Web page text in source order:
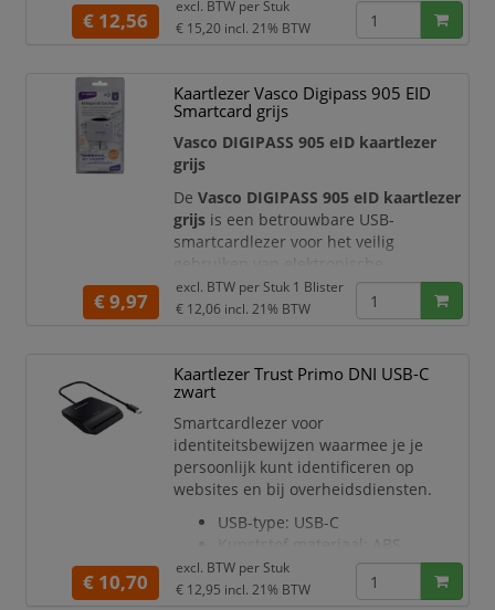
ondersteuning voor
USB 3.2 Gen1 /
USB 3.0profiteert u van snelle
ideaal voor dagelijks gebruik op
kantoor, thuis, op school en onderweg.
€ 12,56
excl. BTW per Stuk
€ 15,20 incl. 21% BTW
Kaartlezer Vasco Digipass 905 EID
Smartcard grijs
Vasco DIGIPASS 905 eID kaartlezer
grijs
DeVasco DIGIPASS 905 eID kaartlezer
grijs is een betrouwbare USB-
smartcardlezer voor het veilig
identiteitskaarten en smartcards. Met
deze kaartlezer logt u veilig in,
ondersteunde online diensten. De
DIGIPASS 905 is geschikt voor
professioneel en particulier gebruik,
bijvoorbeeld op kantoor, thuiswerkplek,
b
€ 9,97
excl. BTW per Stuk 1 Blister
€ 12,06 incl. 21% BTW
Kaartlezer Trust Primo DNI USB-C
zwart
Smartcardlezer voor
identiteitsbewijzen waarmee je je
persoonlijk kunt identificeren op
websites en bij overheidsdiensten.
USB-type: USB-C
Kunststof materiaal: ABS
USB-versie: 2.0, 1.1
Kabellengte hoofdkabel: 100 cm
€ 10,70
excl. BTW per Stuk
€ 12,95 incl. 21% BTW